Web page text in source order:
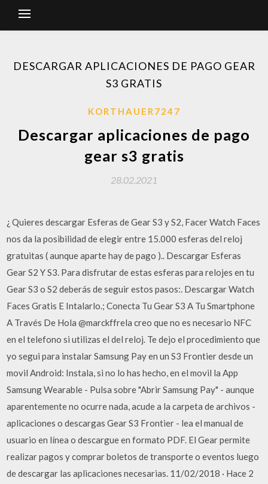
DESCARGAR APLICACIONES DE PAGO GEAR
S3 GRATIS
KORTHAUER7247
Descargar aplicaciones de pago
gear s3 gratis
28.02.2021
¿ Quieres descargar Esferas de Gear S3 y S2, Facer Watch Faces
nos da la posibilidad de elegir entre 15.000 esferas del reloj
gratuitas ( aunque aparte hay de pago ).. Descargar Esferas
Gear S2 Y S3. Para disfrutar de estas esferas para relojes en tu
Gear S3 o S2 deberás de seguir estos pasos:. Descargar Watch
Faces Gratis E Intalarlo.; Conecta Tu Gear S3 A Tu Smartphone
A Través De Hola @marckffrela creo que no es necesario NFC
en el telefono si utilizas el del reloj. Te dejo el procedimiento que
yo segui para instalar Samsung Pay en un S3 Frontier desde un
movil Android: Instala, si no lo has hecho, en el movil la App
Samsung Wearable - Pulsa sobre "Abrir Samsung Pay" - aunque
aparentemente no ocurre nada, acude a la carpeta de archivos -
aplicaciones o descargas Gear S3 Frontier - lea el manual de
usuario en línea o descargue en formato PDF. El Gear permite
realizar pagos y comprar boletos de transporte o eventos luego
de descargar las aplicaciones necesarias. 11/02/2018 · Hace 2